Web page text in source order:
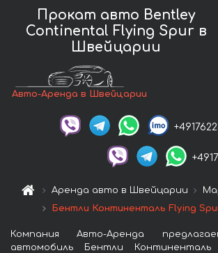
Прокат авто Bentley
Continental Flying Spur в
Швейцарии
Авто-Аренда в Швейцарии
Аренда авто в Швейцарии
Бентли Континенталь Flying
Компания Авто-Аренда
автомобиль Бентли